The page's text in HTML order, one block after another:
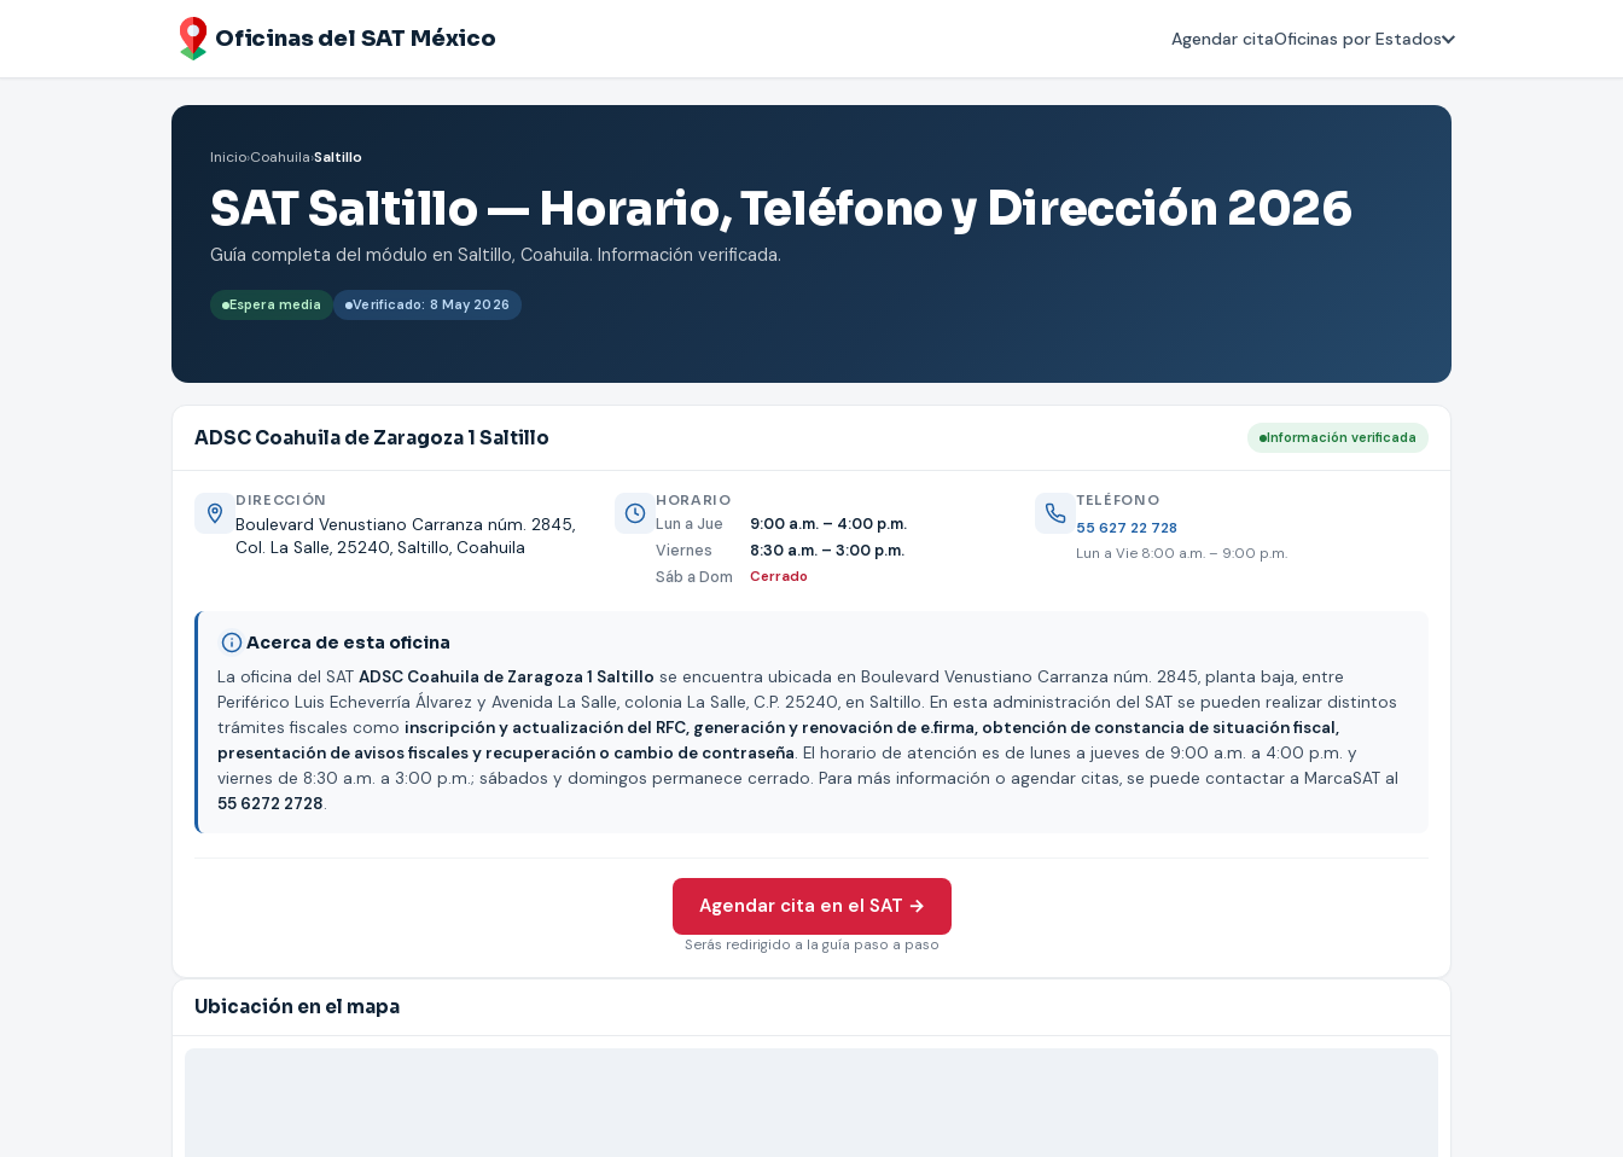
Oficinas del SAT México Agendar citaOficinas por Estados
Inicio›Coahuila›Saltillo
SAT Saltillo — Horario, Teléfono y Dirección 2026
Guía completa del módulo en Saltillo, Coahuila. Información verificada.
Espera media Verificado: 8 May 2026
ADSC Coahuila de Zaragoza 1 Saltillo Información verificada
DIRECCIÓN
Boulevard Venustiano Carranza núm. 2845,
Col. La Salle, 25240, Saltillo, Coahuila
HORARIO
Lun a Jue
9:00 a.m. – 4:00 p.m.
Viernes
8:30 a.m. – 3:00 p.m.
Sáb a Dom
Cerrado
TELÉFONO
55 627 22 728
Lun a Vie 8:00 a.m. – 9:00 p.m.
Acerca de esta oficina
La oficina del SAT ADSC Coahuila de Zaragoza 1 Saltillo se encuentra ubicada en Boulevard Venustiano Carranza núm. 2845, planta baja, entre
Periférico Luis Echeverría Álvarez y Avenida La Salle, colonia La Salle, C.P. 25240, en Saltillo. En esta administración del SAT se pueden realizar distintos
trámites fiscales como inscripción y actualización del RFC, generación y renovación de e.firma, obtención de constancia de situación fiscal,
presentación de avisos fiscales y recuperación o cambio de contraseña. El horario de atención es de lunes a jueves de 9:00 a.m. a 4:00 p.m. y
viernes de 8:30 a.m. a 3:00 p.m.; sábados y domingos permanece cerrado. Para más información o agendar citas, se puede contactar a MarcaSAT al
55 6272 2728.
Agendar cita en el SAT →
Serás redirigido a la guía paso a paso
Ubicación en el mapa